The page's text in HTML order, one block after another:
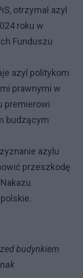
otrzymał azyl
roku w
Funduszu
azyl politykom
prawnymi w
premierowi
budzącym
azylu
przeszkodę
budynkiem